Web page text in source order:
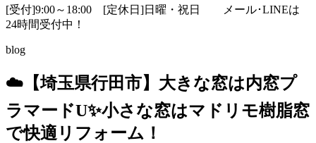
[受付]9:00～18:00 [定休日]日曜・祝日
メール･LINEは
24時間受付中！
blog
☁️【埼玉県行田市】大きな窓は内窓プ
ラマードU✨小さな窓はマドリモ樹脂窓
で快適リフォーム！